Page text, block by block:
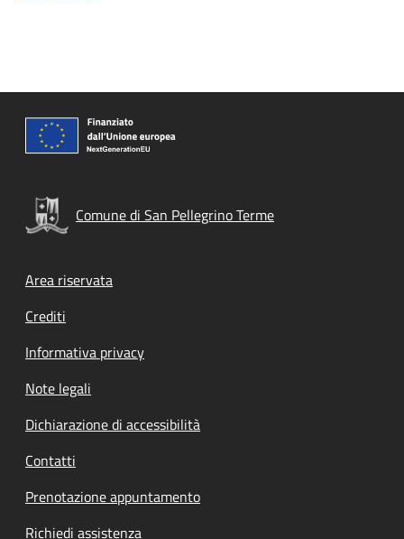
Comune di San Pellegrino Terme
Footer menu
Area riservata
Crediti
Informativa privacy
Note legali
Dichiarazione di accessibilità
Contatti
Prenotazione appuntamento
Richiedi assistenza